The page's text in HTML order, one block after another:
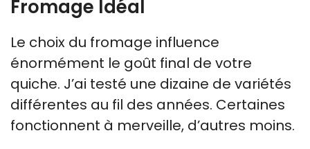
Fromage Idéal
Le choix du fromage influence
énormément le goût final de votre
quiche. J’ai testé une dizaine de variétés
différentes au fil des années. Certaines
fonctionnent à merveille, d’autres moins.